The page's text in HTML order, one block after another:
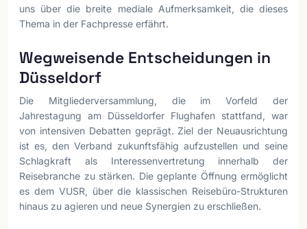
uns über die breite mediale Aufmerksamkeit, die dieses
Thema in der Fachpresse erfährt.
Wegweisende Entscheidungen in
Düsseldorf
Die Mitgliederversammlung, die im Vorfeld der
Jahrestagung am Düsseldorfer Flughafen stattfand, war
von intensiven Debatten geprägt. Ziel der Neuausrichtung
ist es, den Verband zukunftsfähig aufzustellen und seine
Schlagkraft als Interessenvertretung innerhalb der
Reisebranche zu stärken. Die geplante Öffnung ermöglicht
es dem VUSR, über die klassischen Reisebüro-Strukturen
hinaus zu agieren und neue Synergien zu erschließen.